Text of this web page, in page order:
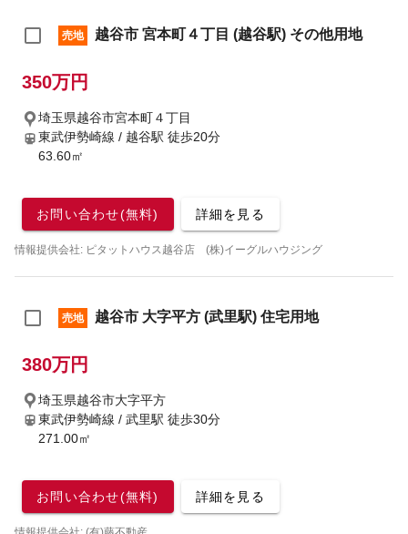
売地 越谷市 宮本町４丁目 (越谷駅) その他用地
350万円
埼玉県越谷市宮本町４丁目
東武伊勢崎線 / 越谷駅 徒歩20分
63.60㎡
お問い合わせ(無料) 詳細を見る
情報提供会社: ピタットハウス越谷店 (株)イーグルハウジング
売地 越谷市 大字平方 (武里駅) 住宅用地
380万円
埼玉県越谷市大字平方
東武伊勢崎線 / 武里駅 徒歩30分
271.00㎡
お問い合わせ(無料) 詳細を見る